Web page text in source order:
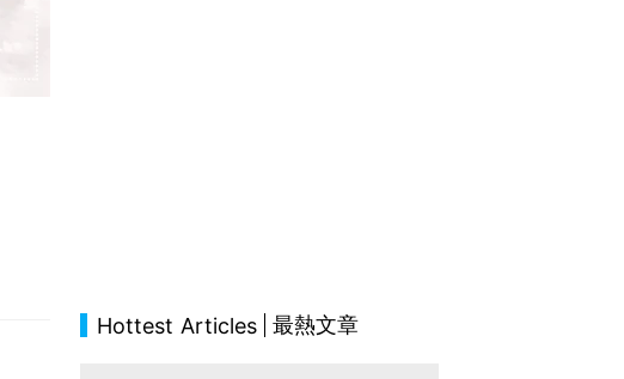
Hottest Articles 最熱文章